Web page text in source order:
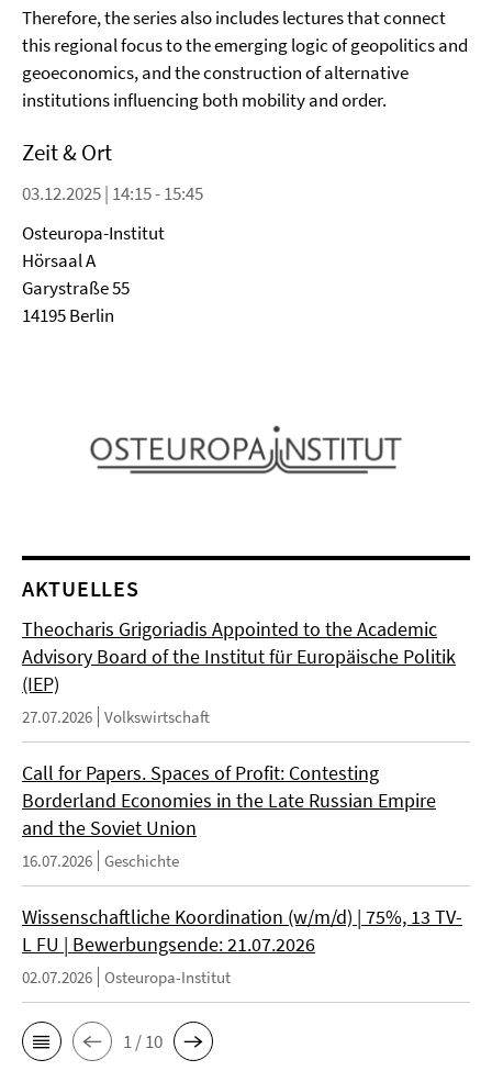
Therefore, the series also includes lectures that connect
this regional focus to the emerging logic of geopolitics and
geoeconomics, and the construction of alternative
institutions influencing both mobility and order.
Zeit & Ort
03.12.2025 | 14:15 - 15:45
Osteuropa-Institut
Hörsaal A
Garystraße 55
14195 Berlin
AKTUELLES
Theocharis Grigoriadis Appointed to the Academic
Advisory Board of the Institut für Europäische Politik
(IEP)
27.07.2026 Volkswirtschaft
Call for Papers. Spaces of Profit: Contesting
Borderland Economies in the Late Russian Empire
and the Soviet Union
16.07.2026 Geschichte
Wissenschaftliche Koordination (w/m/d) | 75%, 13 TV-
L FU | Bewerbungsende: 21.07.2026
02.07.2026 Osteuropa-Institut
1 / 10